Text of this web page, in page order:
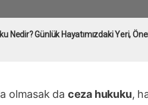
Nedir? Günlük Hayatımızdaki Yeri,
olmasak da ceza hukuku,